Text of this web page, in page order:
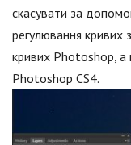
скасувати за
регулювання кривих
кривих Photoshop, а
Photoshop CS4.